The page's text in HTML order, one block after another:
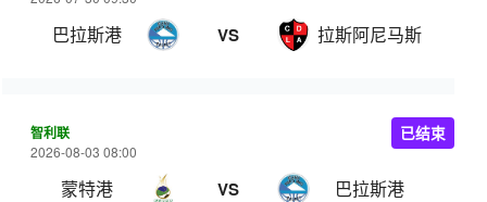
巴拉斯港 VS 拉斯阿尼马斯
智利联
2026-08-03 08:00
蒙特港 VS 巴拉斯港
已结束